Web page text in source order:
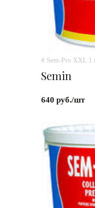
# Sem-Pro XXL 1
Semin
640 руб./шт